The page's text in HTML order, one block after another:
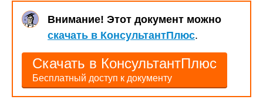
Внимание! Этот документ можно
скачать в КонсультантПлюс.
Скачать в КонсультантПлюс
Бесплатный доступ к документу